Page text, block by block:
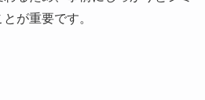
が重要です。